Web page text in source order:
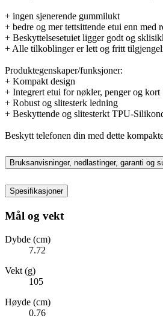
+ ingen sjenerende gummilukt
+ bedre og mer tettsittende etui enn med
+ Beskyttelsesetuiet ligger godt og
+ Alle tilkoblinger er lett og fritt
Produktegenskaper/funksjoner:
+ Kompakt design
+ Integrert etui for nøkler, penger og kort
+ Robust og slitesterk ledning
+ Beskyttende og slitesterkt TPU-
Beskytt telefonen din med dette
Bruksanvisninger, nedlastinger, garanti og
Spesifikasjoner
Mål og vekt
Dybde (cm)
7.72
Vekt (g)
105
Høyde (cm)
0.76